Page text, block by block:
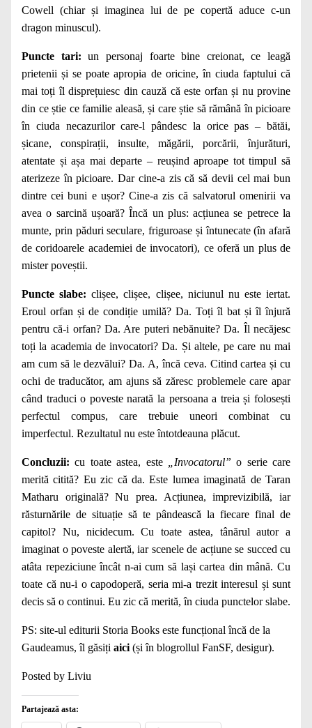
Cowell (chiar și imaginea lui de pe copertă aduce c-un
dragon minuscul).
Puncte tari: un personaj foarte bine creionat, ce leagă
prietenii și se poate apropia de oricine, în ciuda faptului că
mai toți îl disprețuiesc din cauză că este orfan și nu provine
din ce știe ce familie aleasă, și care știe să rămână în picioare
în ciuda necazurilor care-l pândesc la orice pas – bătăi,
șicane, conspirații, insulte, măgării, porcării, înjurături,
atentate și așa mai departe – reușind aproape tot timpul să
aterizeze în picioare. Dar cine-a zis că să devii cel mai bun
dintre cei buni e ușor? Cine-a zis că salvatorul omenirii va
avea o sarcină ușoară? Încă un plus: acțiunea se petrece la
munte, prin păduri seculare, friguroase și întunecate (în afară
de coridoarele academiei de invocatori), ce oferă un plus de
mister poveștii.
Puncte slabe: clișee, clișee, clișee, niciunul nu este iertat.
Eroul orfan și de condiție umilă? Da. Toți îl bat și îl înjură
pentru că-i orfan? Da. Are puteri nebănuite? Da. Îl necăjesc
toți la academia de invocatori? Da. Și altele, pe care nu mai
am cum să le dezvălui? Da. A, încă ceva. Citind cartea și cu
ochi de traducător, am ajuns să zăresc problemele care apar
când traduci o poveste narată la persoana a treia și folosești
perfectul compus, care trebuie uneori combinat cu
imperfectul. Rezultatul nu este întotdeauna plăcut.
Concluzii: cu toate astea, este „Invocatorul” o serie care
merită citită? Eu zic că da. Este lumea imaginată de Taran
Matharu originală? Nu prea. Acțiunea, imprevizibilă, iar
răsturnările de situație să te pândească la fiecare final de
capitol? Nu, nicidecum. Cu toate astea, tânărul autor a
imaginat o poveste alertă, iar scenele de acțiune se succed cu
atâta repeziciune încât n-ai cum să lași cartea din mână. Cu
toate că nu-i o capodoperă, seria mi-a trezit interesul și sunt
decis să o continui. Eu zic că merită, în ciuda punctelor slabe.
PS: site-ul editurii Storia Books este funcțional încă de la
Gaudeamus, îl găsiți aici (și în blogrollul FanSF, desigur).
Posted by Liviu
Partajează asta: